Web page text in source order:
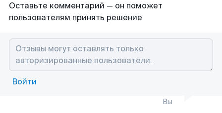
Оставьте комментарий — он поможет
пользователям принять решение
Войти
Вы